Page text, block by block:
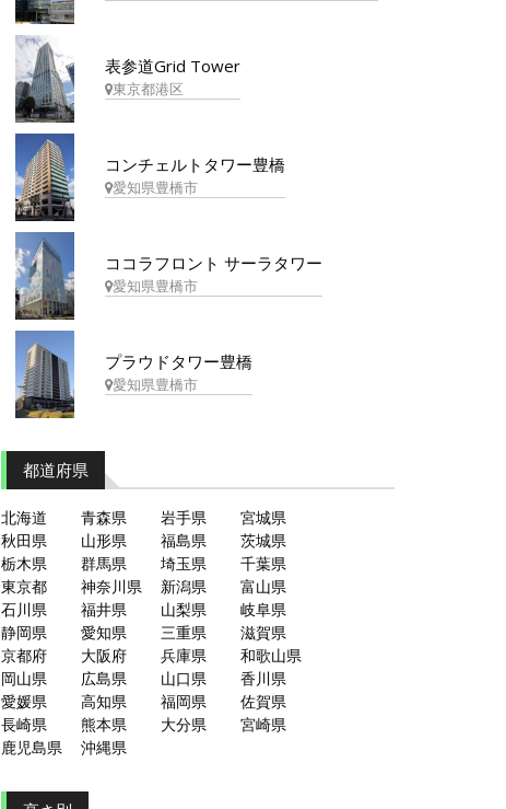
表参道Grid Tower
東京都港区
コンチェルトタワー豊橋
愛知県豊橋市
ココラフロント サーラタワー
愛知県豊橋市
プラウドタワー豊橋
愛知県豊橋市
都道府県
北海道 青森県 岩手県
宮城県
秋田県
山形県 福島県
茨城県
栃木県
群馬県 埼玉県
千葉県
東京都
神奈川県 新潟県
富山県
石川県
福井県 山梨県
岐阜県
静岡県
愛知県 三重県
滋賀県
京都府
大阪府 兵庫県
和歌山県
岡山県
広島県 山口県
香川県
愛媛県
高知県 福岡県
佐賀県
長崎県
熊本県 大分県
宮崎県
鹿児島県
沖縄県